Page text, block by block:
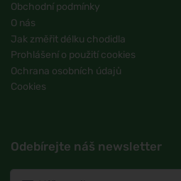
Obchodní podmínky
O nás
Jak změřit délku chodidla
Prohlášení o použití cookies
Ochrana osobních údajů
Cookies
Odebírejte náš newsletter